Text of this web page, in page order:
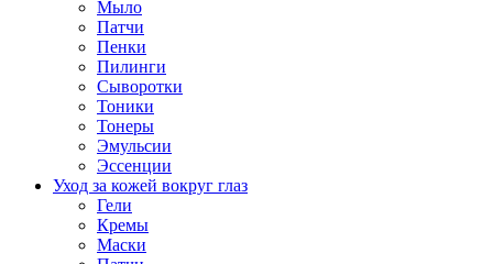
Мыло
Патчи
Пенки
Пилинги
Сыворотки
Тоники
Тонеры
Эмульсии
Эссенции
Уход за кожей вокруг глаз
Гели
Кремы
Маски